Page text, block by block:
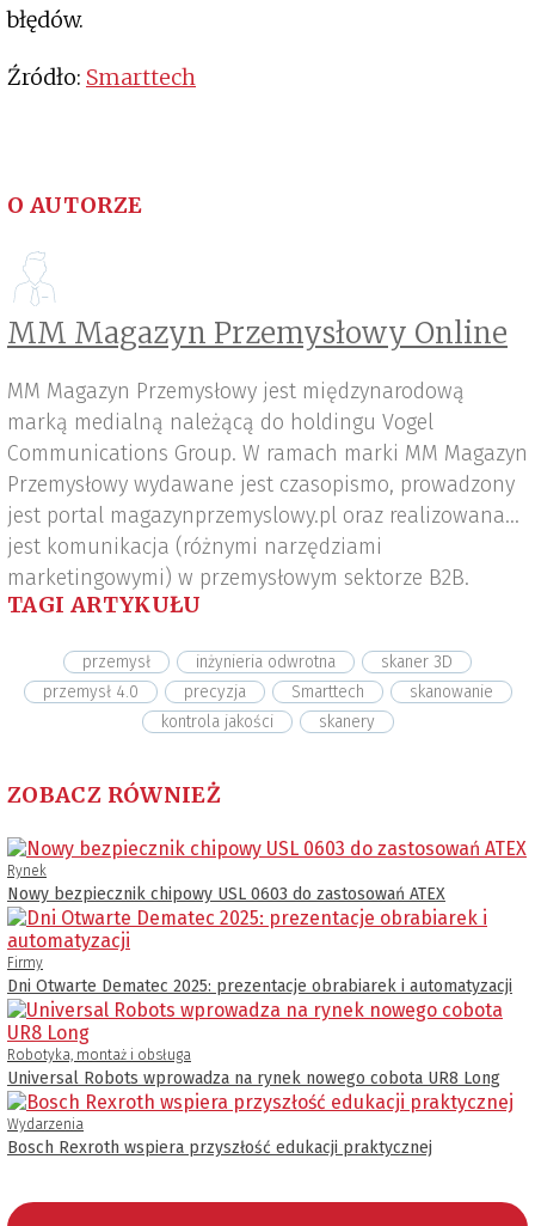
błędów.
Źródło: Smarttech
O AUTORZE
MM Magazyn Przemysłowy Online
MM Magazyn Przemysłowy jest międzynarodową
marką medialną należącą do holdingu Vogel
Communications Group. W ramach marki MM Magazyn
Przemysłowy wydawane jest czasopismo, prowadzony
jest portal magazynprzemyslowy.pl oraz realizowana
jest komunikacja (różnymi narzędziami
marketingowymi) w przemysłowym sektorze B2B.
TAGI ARTYKUŁU
przemysł inżynieria odwrotna
skaner 3D
przemysł 4.0
precyzja Smarttech
skanowanie
kontrola jakości
skanery
ZOBACZ RÓWNIEŻ
Rynek
Nowy bezpiecznik chipowy USL 0603 do zastosowań ATEX
Firmy
Dni Otwarte Dematec 2025: prezentacje obrabiarek i automatyzacji
Robotyka, montaż i obsługa
Universal Robots wprowadza na rynek nowego cobota UR8 Long
Wydarzenia
Bosch Rexroth wspiera przyszłość edukacji praktycznej